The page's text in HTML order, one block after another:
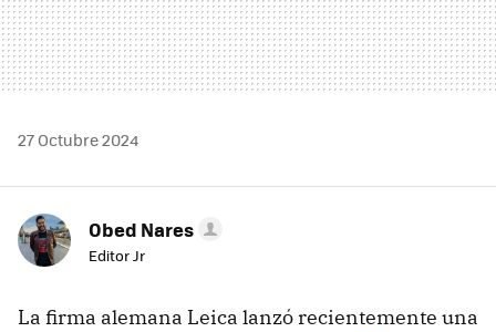
27 Octubre 2024
Obed Nares
Editor Jr
La firma alemana Leica lanzó recientemente una